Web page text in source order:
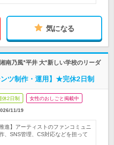
気になる
南乃風*平井 大*新しい学校のリーダ
ツ制作・運用】★完休2日制
休2日制 女性のおしごと掲載中
11/19
進】アーティストのファンコミュニ
、SNS管理、CS対応などを担って